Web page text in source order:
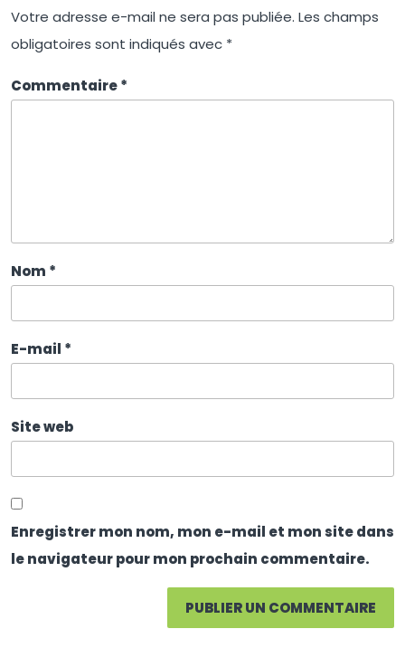
Votre adresse e-mail ne sera pas publiée. Les champs
obligatoires sont indiqués avec *
Commentaire*
Nom *
E-mail *
Site web
Enregistrer mon nom, mon e-mail et mon site dans
le navigateur pour mon prochain commentaire.